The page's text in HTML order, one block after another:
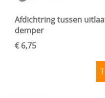
Afdichtring tussen
demper
€ 6,75